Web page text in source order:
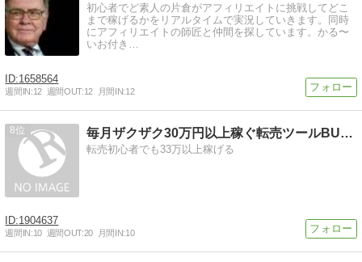
初心者でど素人の片倉がアフィリエイトに挑戦してどこ
まで稼げるかをリアルタイムで実況していきます。同時
にアフィリエイトの師匠と仲間を探しています。かる〜
いお付き…
1658564
週間IN:12 週間OUT:12 月間IN:12
8 毎月ザクザク30万円以上稼ぐ転売ツールBUYMASTER！…
転売初心者でも33万以上稼げる
1904637
週間IN:10 週間OUT:20 月間IN:10